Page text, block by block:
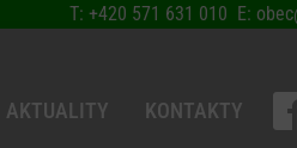
T: +420 571 631 010 E:
AKTUALITY KONTAKTY